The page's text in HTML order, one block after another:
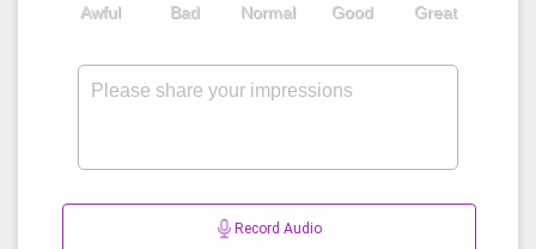
Great
Good
Normal
Bad
Awful
Record Audio